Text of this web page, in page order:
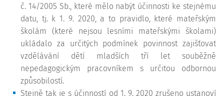
č. 14/2005 Sb., které mělo nabýt účinnosti ke stejnému
datu, tj. k 1. 9. 2020, a to pravidlo, které mateřským
školám (které nejsou lesními mateřskými školami)
ukládalo za určitých podmínek povinnost zajišťovat
vzdělávání dětí mladších tří let souběžně
nepedagogickým pracovníkem s určitou odbornou
způsobilostí.
Stejně tak je s účinností od 1. 9. 2020 zrušeno ustanoví